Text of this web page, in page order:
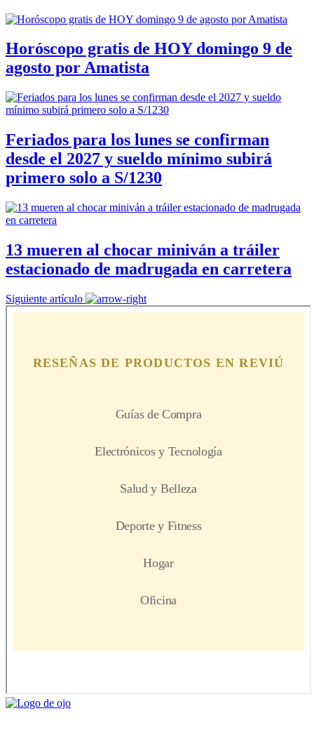
Horóscopo gratis de HOY domingo 9 de
agosto por Amatista
Feriados para los lunes se confirman
desde el 2027 y sueldo mínimo subirá
primero solo a S/1230
13 mueren al chocar miniván a tráiler
estacionado de madrugada en carretera
Siguiente artículo